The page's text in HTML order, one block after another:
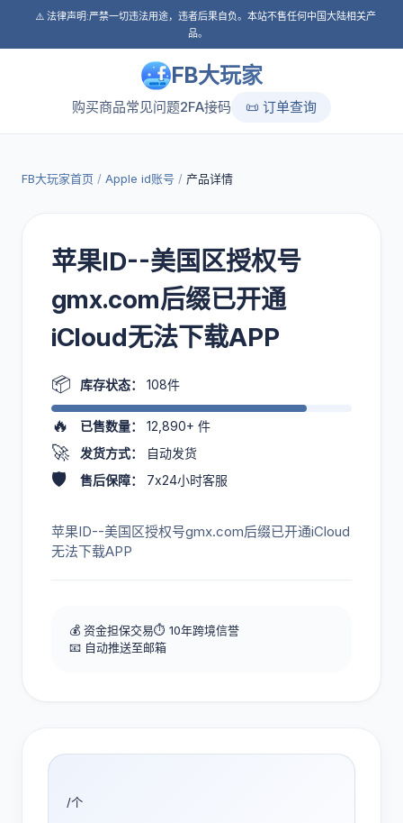
⚠️ 法律声明:严禁一切违法用途，违者后果自负。本站不售任何中国大陆相关产
品。
FB大玩家
购买商品常见问题2FA接码 📜 订单查询
FB大玩家首页 / Apple id账号 / 产品详情
苹果ID--美国区授权号
gmx.com后缀已开通
iCloud无法下载APP
📦 库存状态： 108件
🔥 已售数量： 12,890+ 件
🚀 发货方式： 自动发货
🛡️ 售后保障： 7x24小时客服
苹果ID--美国区授权号gmx.com后缀已开通iCloud
无法下载APP
💰 资金担保交易⏱️ 10年跨境信誉
📧 自动推送至邮箱
/个